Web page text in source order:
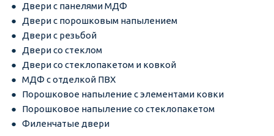
Двери с панелями МДФ
Двери с порошковым напылением
Двери с резьбой
Двери со стеклом
Двери со стеклопакетом и ковкой
МДФ с отделкой ПВХ
Порошковое напыление с элементами ковки
Порошковое напыление со стеклопакетом
Филенчатые двери